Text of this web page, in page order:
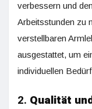
verbessern und
Arbeitsstunden zu
verstellbaren
ausgestattet, um
individuellen
2. Qualität